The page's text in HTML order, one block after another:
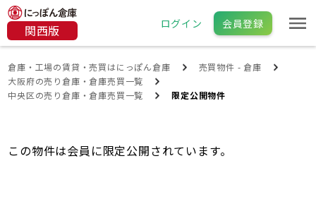
関西版 ログイン 会員登録
倉庫・工場の賃貸・売買はにっぽん倉庫
売買物件 - 倉庫
大阪府の売り倉庫・倉庫売買一覧
中央区の売り倉庫・倉庫売買一覧
限定公開物件
この物件は会員に限定公開されています。